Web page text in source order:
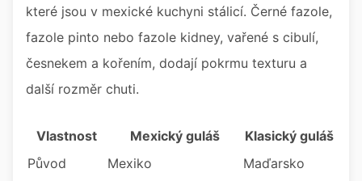
které jsou v mexické kuchyni stálicí. Černé fazole,
fazole pinto nebo fazole kidney, vařené s cibulí,
česnekem a kořením, dodají pokrmu texturu a
další rozměr chuti.
Vlastnost Mexický guláš
Klasický guláš
Původ
Mexiko
Maďarsko